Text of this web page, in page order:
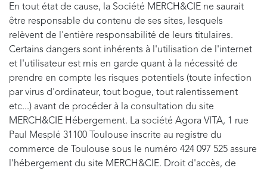
En tout état de cause, la Société MERCH&CIE ne saurait
être responsable du contenu de ses sites, lesquels
relèvent de l'entière responsabilité de leurs titulaires.
Certains dangers sont inhérents à l'utilisation de l'internet
et l'utilisateur est mis en garde quant à la nécessité de
prendre en compte les risques potentiels (toute infection
par virus d'ordinateur, tout bogue, tout ralentissement
etc...) avant de procéder à la consultation du site
MERCH&CIE Hébergement. La société Agora VITA, 1 rue
Paul Mesplé 31100 Toulouse inscrite au registre du
commerce de Toulouse sous le numéro 424 097 525 assure
l'hébergement du site MERCH&CIE. Droit d'accès, de